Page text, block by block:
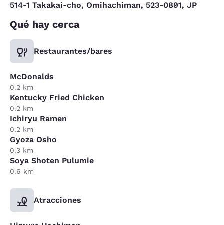
514-1 Takakai-cho, Omihachiman, 523-0891, JP
Qué hay cerca
Restaurantes/bares
McDonalds
0.2 km
Kentucky Fried Chicken
0.2 km
Ichiryu Ramen
0.2 km
Gyoza Osho
0.3 km
Soya Shoten Pulumie
0.6 km
Atracciones